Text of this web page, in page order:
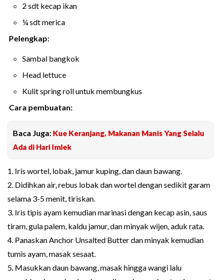
2 sdt kecap ikan
¼ sdt merica
Pelengkap:
Sambal bangkok
Head lettuce
Kulit spring roll untuk membungkus
Cara pembuatan:
Baca Juga: Kue Keranjang, Makanan Manis Yang Selalu
Ada di Hari Imlek
1. Iris wortel, lobak, jamur kuping, dan daun bawang.
2. Didihkan air, rebus lobak dan wortel dengan sedikit garam
selama 3-5 menit, tiriskan.
3. Iris tipis ayam kemudian marinasi dengan kecap asin, saus
tiram, gula palem, kaldu jamur, dan minyak wijen, aduk rata.
4. Panaskan Anchor Unsalted Butter dan minyak kemudian
tumis ayam, masak sesaat.
5. Masukkan daun bawang, masak hingga wangi lalu